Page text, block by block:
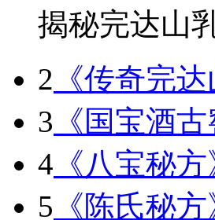
揭秘完达山
2 《传奇完
3 《国宝酒
4 《八宝秘
5 《陈氏秘